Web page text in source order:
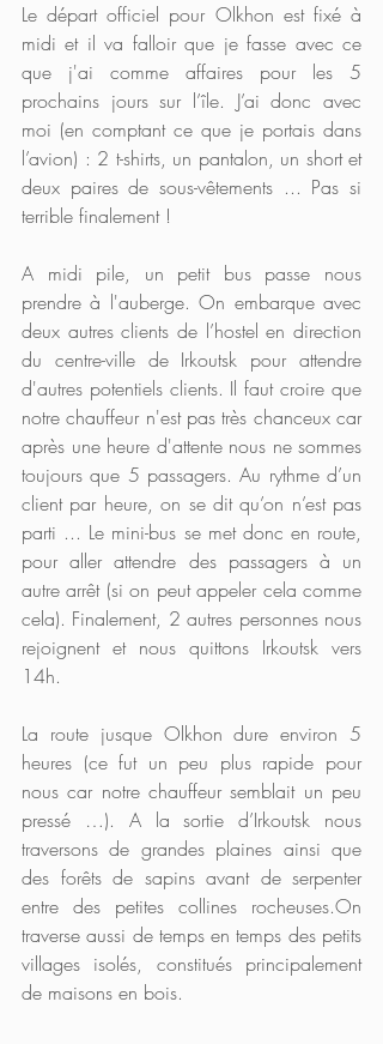
Le départ officiel pour Olkhon est fixé à
midi et il va falloir que je fasse avec ce
que j'ai comme affaires pour les 5
prochains jours sur l’île. J’ai donc avec
moi (en comptant ce que je portais dans
l’avion) : 2 t-shirts, un pantalon, un short et
deux paires de sous-vêtements ... Pas si
terrible finalement !
A midi pile, un petit bus passe nous
prendre à l'auberge. On embarque avec
deux autres clients de l’hostel en direction
du centre-ville de Irkoutsk pour attendre
d'autres potentiels clients. Il faut croire que
notre chauffeur n'est pas très chanceux car
après une heure d'attente nous ne sommes
toujours que 5 passagers. Au rythme d’un
client par heure, on se dit qu’on n’est pas
parti ... Le mini-bus se met donc en route,
pour aller attendre des passagers à un
autre arrêt (si on peut appeler cela comme
cela). Finalement, 2 autres personnes nous
rejoignent et nous quittons Irkoutsk vers
14h.
La route jusque Olkhon dure environ 5
heures (ce fut un peu plus rapide pour
nous car notre chauffeur semblait un peu
pressé …). A la sortie d’Irkoutsk nous
traversons de grandes plaines ainsi que
des forêts de sapins avant de serpenter
entre des petites collines rocheuses.On
traverse aussi de temps en temps des petits
villages isolés, constitués principalement
de maisons en bois.